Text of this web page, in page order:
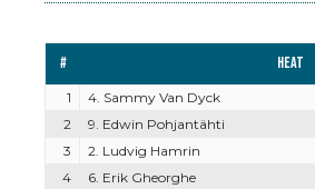
# Heat
1 4. Sammy Van Dyck
2
9. Edwin Pohjantähti
3 2. Ludvig Hamrin
4 6. Erik Gheorghe